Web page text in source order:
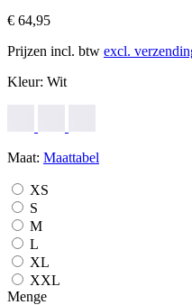
€ 64,95
Prijzen incl. btw excl.
Kleur: Wit
Maat: Maattabel
XS
S
M
L
XL
XXL
Menge